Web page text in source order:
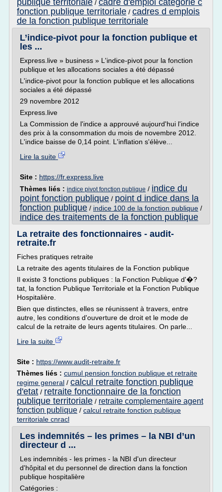
publique territoriale / cadre d'emploi categorie c
fonction publique territoriale / cadres d emplois
de la fonction publique territoriale
L’indice‐pivot pour la fonction publique et
les ...
Express.live » business » L'indice-pivot pour la fonction
publique et les allocations sociales a été dépassé
L'indice-pivot pour la fonction publique et les allocations
sociales a été dépassé
29 novembre 2012
Express.live
La Commission de l'indice a approuvé aujourd'hui l'indice
des prix à la consommation du mois de novembre 2012.
L'indice baisse de 0,14 point. L'inflation s'élève...
Lire la suite
Site : https://fr.express.live
Thèmes liés : indice pivot fonction publique / indice du
point fonction publique / point d indice dans la
fonction publique / indice 100 de la fonction publique /
indice des traitements de la fonction publique
La retraite des fonctionnaires - audit-
retraite.fr
Fiches pratiques retraite
La retraite des agents titulaires de la Fonction publique
Il existe 3 fonctions publiques : la Fonction Publique d'�?
tat, la fonction Publique Territoriale et la Fonction Publique
Hospitalière.
Bien que distinctes, elles se réunissent à travers, entre
autre, les conditions d'ouverture de droit et le mode de
calcul de la retraite de leurs agents titulaires. On parle...
Lire la suite
Site : https://www.audit-retraite.fr
Thèmes liés : cumul pension fonction publique et retraite
regime general / calcul retraite fonction publique
d'etat / retraite fonctionnaire de la fonction
publique territoriale / retraite complementaire agent
fonction publique / calcul retraite fonction publique
territoriale cnracl
Les indemnités – les primes – la NBI d’un
directeur d ...
Les indemnités - les primes - la NBI d'un directeur
d'hôpital et du personnel de direction dans la fonction
publique hospitalière
Catégories :